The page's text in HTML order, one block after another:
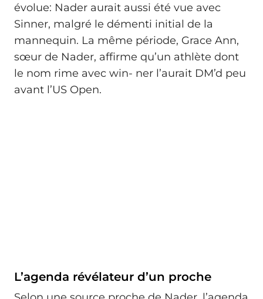
évolue: Nader aurait aussi été vue avec
Sinner, malgré le démenti initial de la
mannequin. La même période, Grace Ann,
sœur de Nader, affirme qu’un athlète dont
le nom rime avec win- ner l’aurait DM’d peu
avant l’US Open.
L’agenda révélateur d’un proche